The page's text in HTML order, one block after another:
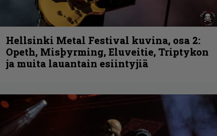
Hellsinki Metal Festival kuvina, osa 2:
Opeth, Misþyrming, Eluveitie, Triptykon
ja muita lauantain esiintyjiä